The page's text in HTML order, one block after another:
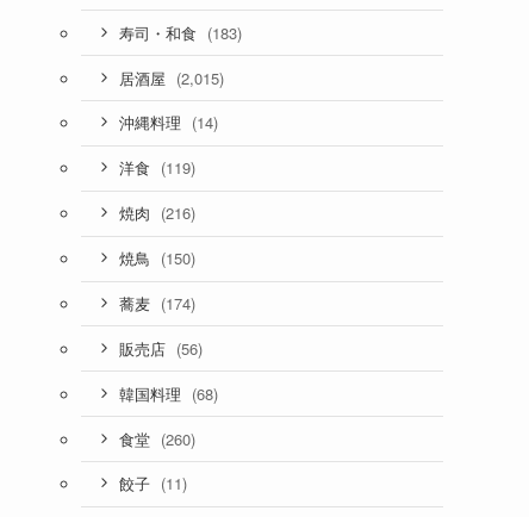
寿司・和食 (183)
居酒屋 (2,015)
沖縄料理 (14)
洋食 (119)
焼肉 (216)
焼鳥 (150)
蕎麦 (174)
販売店 (56)
韓国料理 (68)
食堂 (260)
餃子 (11)